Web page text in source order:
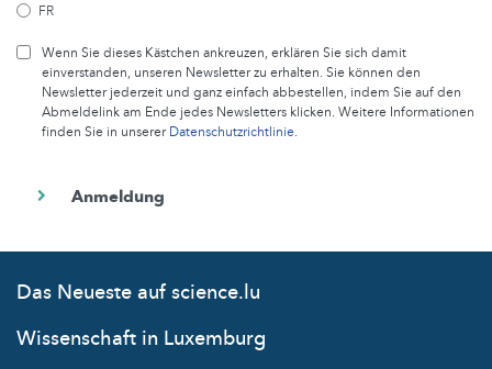
FR
Wenn Sie dieses Kästchen ankreuzen, erklären Sie sich damit
einverstanden, unseren Newsletter zu erhalten. Sie können den
Newsletter jederzeit und ganz einfach abbestellen, indem Sie auf den
Abmeldelink am Ende jedes Newsletters klicken. Weitere Informationen
finden Sie in unsererDatenschutzrichtlinie.
Das Neueste auf science.lu
Wissenschaft in Luxemburg